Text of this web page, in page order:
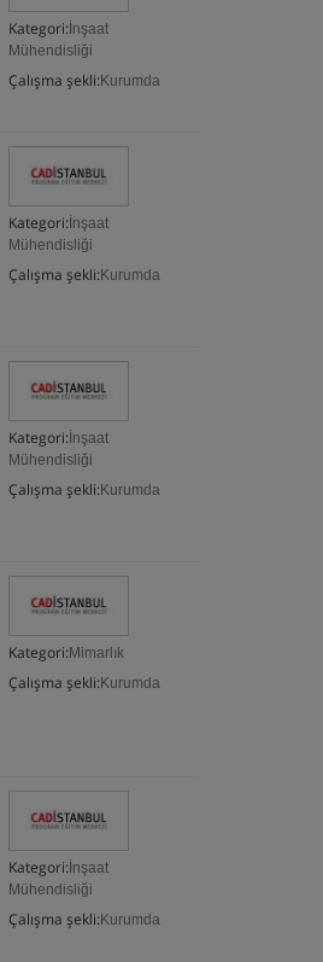
Kategori: İnşaat
Mühendisliği
Çalışma şekli: Kurumda
Kategori: İnşaat
Mühendisliği
Çalışma şekli: Kurumda
Kategori: İnşaat
Mühendisliği
Çalışma şekli: Kurumda
Kategori: Mimarlık
Çalışma şekli: Kurumda
Kategori: İnşaat
Mühendisliği
Çalışma şekli: Kurumda